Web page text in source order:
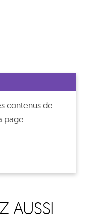
contenus de
page
AUSSI